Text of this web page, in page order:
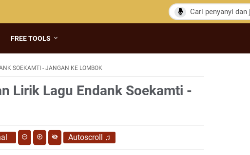
FREE TOOLS
SOEKAMTI - JANGAN KE LOMBOK
Lirik Lagu Endank Soekamti -
Autoscroll ♫